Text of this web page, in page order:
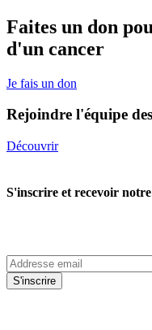
Faites un don
d'un cancer
Je fais un don
Rejoindre l'équipe
Découvrir
S'inscrire et recevoir
S'inscrire